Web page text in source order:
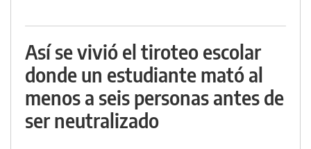
Así se vivió el tiroteo escolar
donde un estudiante mató al
menos a seis personas antes de
ser neutralizado